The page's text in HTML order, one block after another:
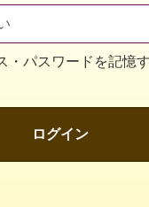
・パスワードを記憶
ログイン